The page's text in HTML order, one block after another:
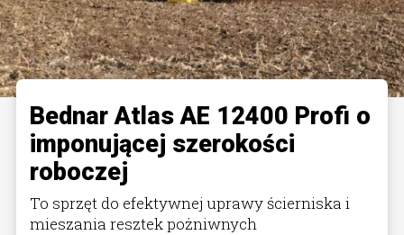
Bednar Atlas AE 12400 Profi o
imponującej szerokości
roboczej
To sprzęt do efektywnej uprawy ścierniska i
mieszania resztek pożniwnych